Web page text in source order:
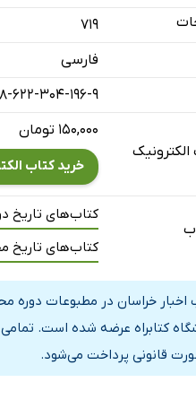
فوتبال کشور در مشهد (6)
خیریه آستان قدس در
است
با گرانی به پیروزی مششع
راجع به آقای قرشی
مرحوم حاج شیخ هادی
و تظلم از تربت حیدریه
و غارت گل محمد برچیده شد
719
فارسی
622-304-196-9
۱۵۰,۰۰۰ تومان
خرید کتاب
کتاب‌های تاریخ
کتاب‌های تاریخ
اخبار خراسان در مطبوعات دوره
کتابراه عرضه شده است.
قانونی پرداخت می‌شود.